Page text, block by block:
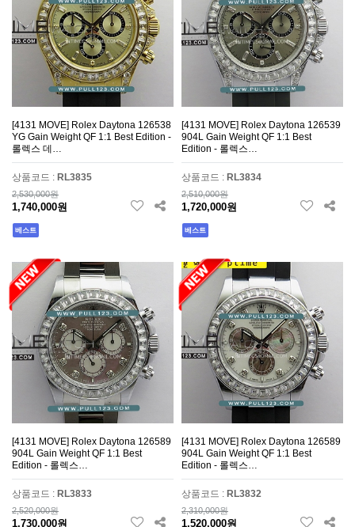
[4131 MOVE] Rolex Daytona 126538
YG Gain Weight QF 1:1 Best Edition -
롤렉스 데…
상품코드 : RL3835
2,530,000원
1,740,000원
베스트
[4131 MOVE] Rolex Daytona 126539
904L Gain Weight QF 1:1 Best
Edition - 롤렉스…
상품코드 : RL3834
2,510,000원
1,720,000원
베스트
[4131 MOVE] Rolex Daytona 126589
904L Gain Weight QF 1:1 Best
Edition - 롤렉스…
상품코드 : RL3833
2,520,000원
1,730,000원
[4131 MOVE] Rolex Daytona 126589
904L Gain Weight QF 1:1 Best
Edition - 롤렉스…
상품코드 : RL3832
2,310,000원
1,520,000원